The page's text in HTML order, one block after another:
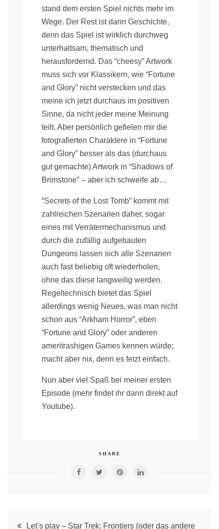
stand dem ersten Spiel nichts mehr im
Wege. Der Rest ist dann Geschichte,
denn das Spiel ist wirklich durchweg
unterhaltsam, thematisch und
herausfordernd. Das “cheesy” Artwork
muss sich vor Klassikern, wie “Fortune
and Glory” nicht verstecken und das
meine ich jetzt durchaus im positiven
Sinne, da nicht jeder meine Meinung
teilt. Aber persönlich gefielen mir die
fotografierten Charaktere in “Fortune
and Glory” besser als das (durchaus
gut gemachte) Artwork in “Shadows of
Brimstone” – aber ich schweife ab…
“Secrets of the Lost Tomb” kommt mit
zahlreichen Szenarien daher, sogar
eines mit Verrätermechanismus und
durch die zufällig aufgebauten
Dungeons lassen sich alle Szenarien
auch fast beliebig oft wiederholen,
ohne das diese langweilig werden.
Regeltechnisch bietet das Spiel
allerdings wenig Neues, was man nicht
schon aus “Arkham Horror”, eben
“Fortune and Glory” oder anderen
ameritrashigen Games kennen würde;
macht aber nix, denn es fetzt einfach.
Nun aber viel Spaß bei meiner ersten
Episode (mehr findet ihr dann direkt auf
Youtube).
SHARE
PostLet’s play – Star Trek: Frontiers (oder das andere